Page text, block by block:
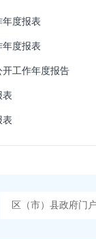
年度报表
年度报表
开工作年度报告
表
表
区（市）县政府门